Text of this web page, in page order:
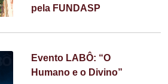
pela FUNDASP
Evento LABÔ: “O
Humano e o Divino”